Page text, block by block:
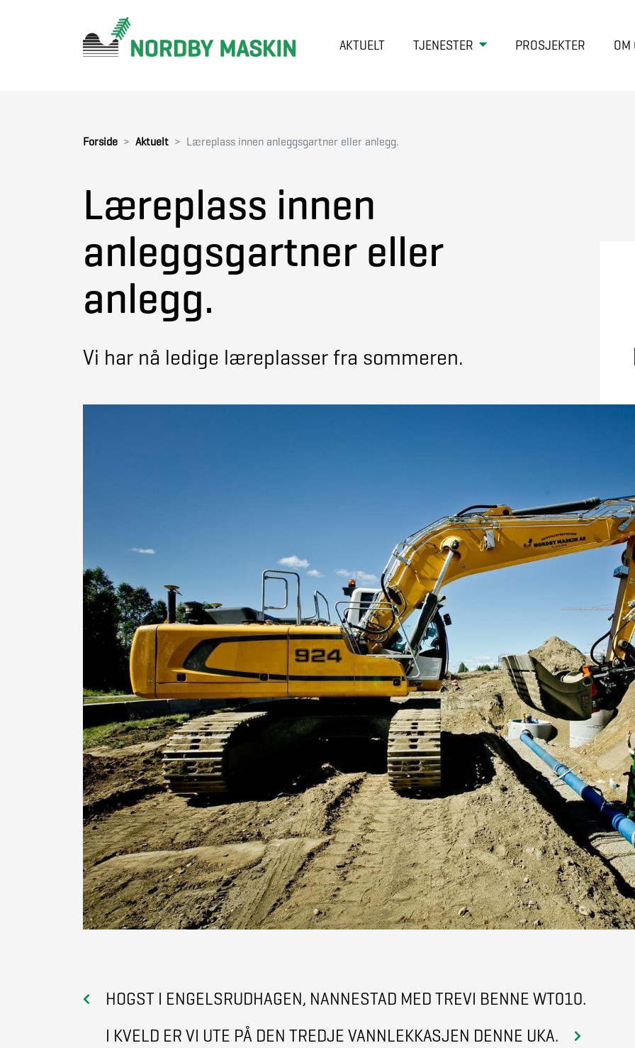
AKTUELT TJENESTER PROSJEKTER OM
Forside Aktuelt Læreplass innen anleggsgartner eller anlegg.
Læreplass innen
anleggsgartner eller
anlegg.
Vi har nå ledige læreplasser fra sommeren.
HOGST I ENGELSRUDHAGEN, NANNESTAD MED TREVI BENNE WT010.
I KVELD ER VI UTE PÅ DEN TREDJE VANNLEKKASJEN DENNE UKA.